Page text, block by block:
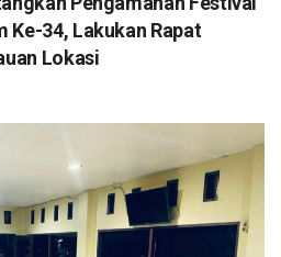
Ke-34, Lakukan Rapat
Lokasi